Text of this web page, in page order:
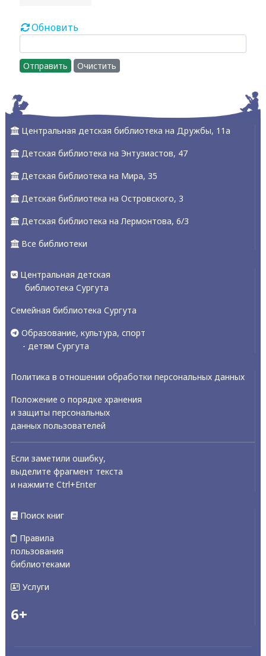
Обновить
Отправить Очистить
Центральная детская библиотека на Дружбы, 11а
Детская библиотека на Энтузиастов, 47
Детская библиотека на Мира, 35
Детская библиотека на Островского, 3
Детская библиотека на Лермонтова, 6/3
Все библиотеки
Центральная детская
библиотека Сургута
Семейная библиотека Сургута
Образование, культура, спорт
- детям Сургута
Политика в отношении обработки персональных данных
Положение о порядке хранения
и защиты персональных
данных пользователей
Если заметили ошибку,
выделите фрагмент текста
и нажмите Ctrl+Enter
Поиск книг
Правила
пользования
библиотеками
Услуги
6+